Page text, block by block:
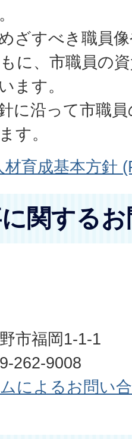
ざすべき職員
に、市職員の
ます。
に沿って市職
す。
育成基本方針
関する
市福岡1-1-1
262-9008
によるお問い